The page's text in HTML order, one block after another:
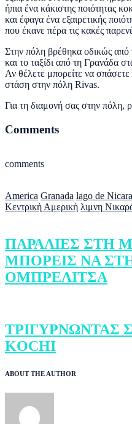
ήπια ένα κάκιστης ποιότητας
και έφαγα ένα εξαιρετικής
που έκανε πέρα τις κακές
Στην πόλη βρέθηκα οδικώς
και το ταξίδι από τη Γρανάδα
Αν θέλετε μπορείτε να
στάση στην πόλη Rivas.
Για τη διαμονή σας στην πόλη,
Comments
comments
America Granada lago de
Κεντρική Αμερική λιμνη
ΠΑΡΑΛΙΕΣ ΣΤΗ
ΜΠΟΡΕΙΣ ΝΑ
ΟΜΠΡΕΛΙΤΣΑ
ΤΡΙΓΥΡΝΩΝΤΑΣ
KOCHI
ABOUT THE AUTHOR